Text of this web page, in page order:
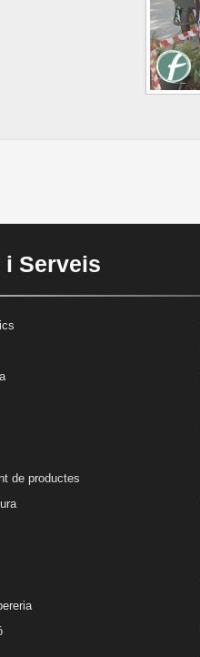
i Serveis
de productes